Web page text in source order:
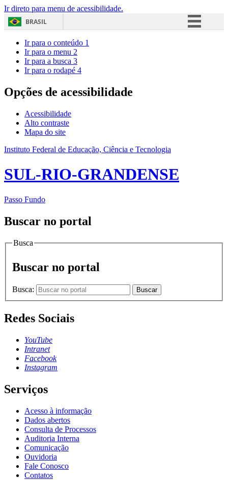
Ir direto para menu de acessibilidade.
BRASIL
Acesso à informação
Ir para o conteúdo 1
Ir para o menu 2
Ir para a busca 3
Ir para o rodapé 4
Opções de acessibilidade
Acessibilidade
Alto contraste
Mapa do site
Instituto Federal de Educação, Ciência e Tecnologia
SUL-RIO-GRANDENSE
Passo Fundo
Buscar no portal
Busca
Buscar no portal
Busca: Buscar
Redes Sociais
YouTube
Intranet
Facebook
Instagram
Serviços
Acesso à informação
Dados abertos
Consulta de Processos
Auditoria Interna
Comunicação
Ouvidoria
Fale Conosco
Contatos